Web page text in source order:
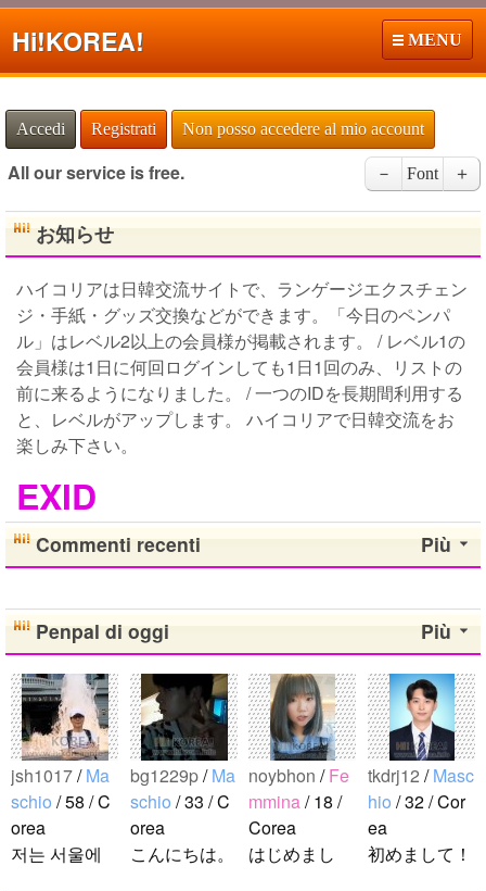
Hi!KOREA! MENU
Accedi Registrati Non posso accedere al mio account
All our service is free. － Font ＋
お知らせ
ハイコリアは日韓交流サイトで、ランゲージエクスチェン
ジ・手紙・グッズ交換などができます。「今日のペンパ
ル」はレベル2以上の会員様が掲載されます。 / レベル1の
会員様は1日に何回ログインしても1日1回のみ、リストの
前に来るようになりました。 / 一つのIDを長期間利用する
と、レベルがアップします。 ハイコリアで日韓交流をお
楽しみ下さい。
EXID
Più
Commenti recenti
Più
Penpal di oggi
jsh1017/Ma
schio / 58 / C
orea
저는 서울에
bg1229p/Ma
schio / 33 / C
orea
こんにちは。
noybhon /Fe
mmina / 18 /
Corea
はじめまし
tkdrj12 /Masc
hio / 32 / Cor
ea
初めまして！